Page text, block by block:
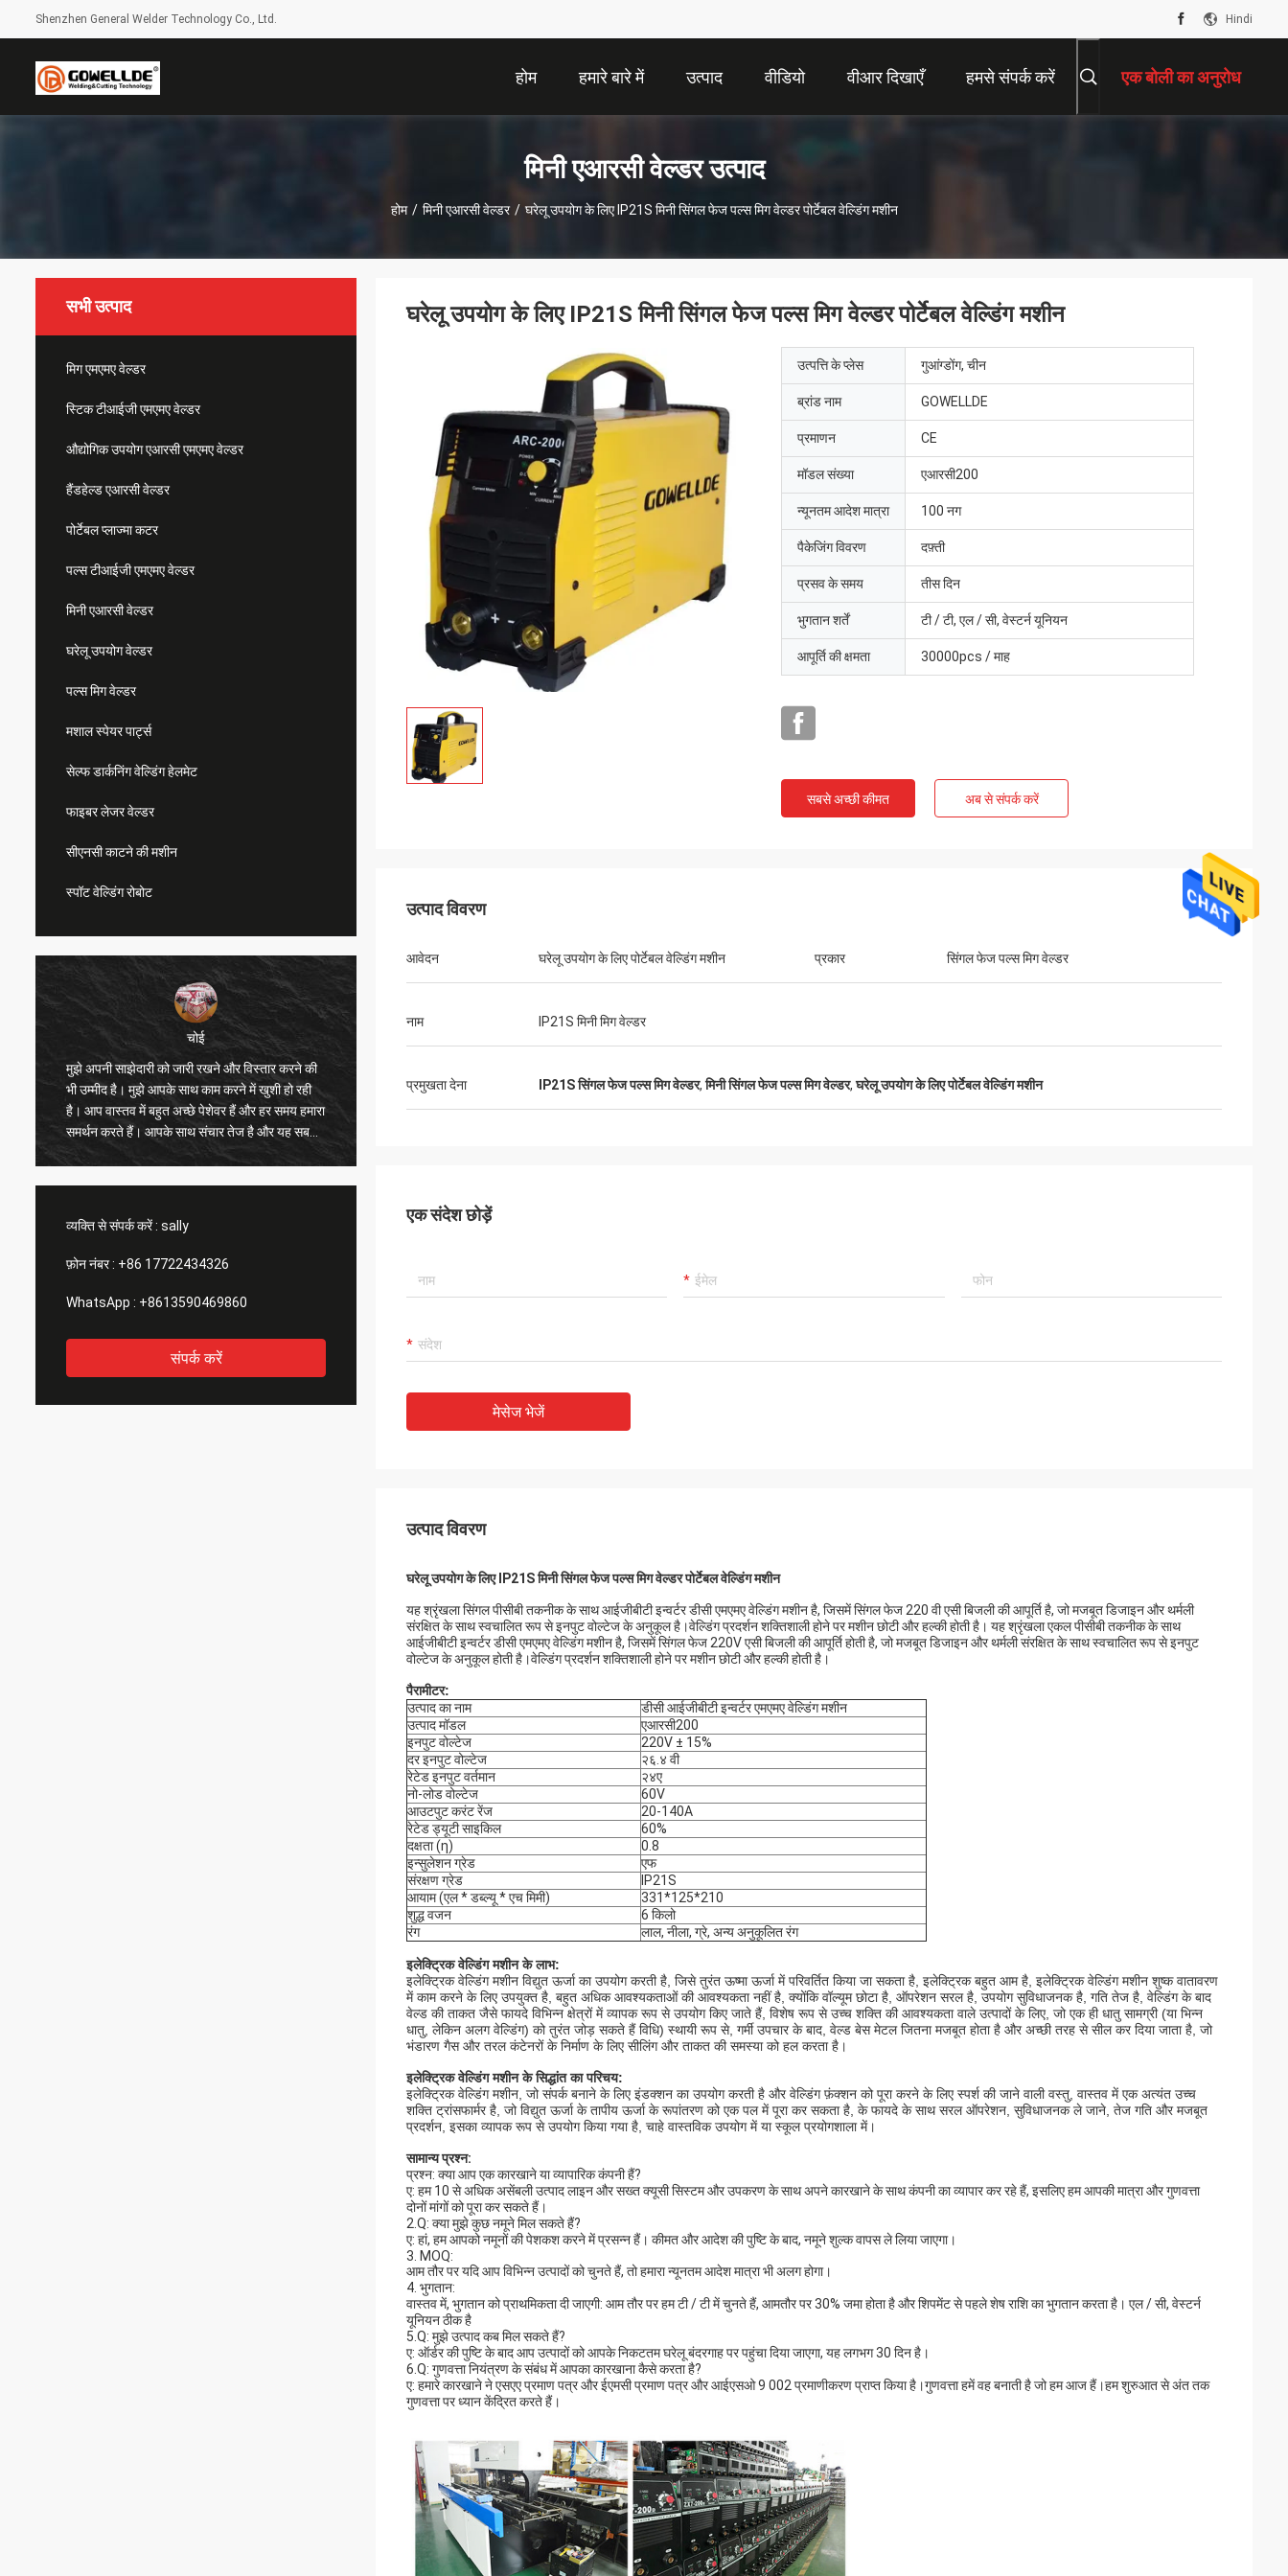
Shenzhen General Welder Technology Co., Ltd. Hindi
होम हमारे बारे में उत्पाद वीडियो वीआर दिखाएँ हमसे संपर्क करें एक बोली का अनुरोध
मिनी एआरसी वेल्डर उत्पाद
होम / मिनी एआरसी वेल्डर / घरेलू उपयोग के लिए IP21S मिनी सिंगल फेज पल्स मिग वेल्डर पोर्टेबल वेल्डिंग मशीन
सभी उत्पाद
मिग एमएमए वेल्डर
स्टिक टीआईजी एमएमए वेल्डर
औद्योगिक उपयोग एआरसी एमएमए वेल्डर
हैंडहेल्ड एआरसी वेल्डर
पोर्टेबल प्लाज्मा कटर
पल्स टीआईजी एमएमए वेल्डर
मिनी एआरसी वेल्डर
घरेलू उपयोग वेल्डर
पल्स मिग वेल्डर
मशाल स्पेयर पार्ट्स
सेल्फ डार्कनिंग वेल्डिंग हेलमेट
फाइबर लेजर वेल्डर
सीएनसी काटने की मशीन
स्पॉट वेल्डिंग रोबोट
चोई
मुझे अपनी साझेदारी को जारी रखने और विस्तार करने की
भी उम्मीद है। मुझे आपके साथ काम करने में खुशी हो रही
है। आप वास्तव में बहुत अच्छे पेशेवर हैं और हर समय हमारा
समर्थन करते हैं। आपके साथ संचार तेज है और यह सबसे
महत्वपूर्ण बात है।
मुझे और अन्य ग्राहकों के लिए हमारी समस्या निवारण में
सुधार करने में हमारी सहायता करते हैं, इसलिए मैं वास्तव में
व्यक्ति से संपर्क करें : sally
फ़ोन नंबर : +86 17722434326
WhatsApp : +8613590469860
संपर्क करें
घरेलू उपयोग के लिए IP21S मिनी सिंगल फेज पल्स मिग वेल्डर पोर्टेबल वेल्डिंग मशीन
उत्पत्ति के प्लेस गुआंग्डोंग, चीन
ब्रांड नाम GOWELLDE
प्रमाणन CE
मॉडल संख्या एआरसी200
न्यूनतम आदेश मात्रा 100 नग
पैकेजिंग विवरण दफ़्ती
प्रसव के समय तीस दिन
भुगतान शर्तें टी / टी, एल / सी, वेस्टर्न यूनियन
आपूर्ति की क्षमता 30000pcs / माह
सबसे अच्छी कीमत अब से संपर्क करें
उत्पाद विवरण
आवेदन घरेलू उपयोग के लिए पोर्टेबल वेल्डिंग मशीन प्रकार सिंगल फेज पल्स मिग वेल्डर
नाम IP21S मिनी मिग वेल्डर
प्रमुखता देना IP21S सिंगल फेज पल्स मिग वेल्डर,मिनी सिंगल फेज पल्स मिग वेल्डर,घरेलू उपयोग के लिए पोर्टेबल वेल्डिंग मशीन
एक संदेश छोड़ें
मेसेज भेजें
उत्पाद विवरण
घरेलू उपयोग के लिए IP21S मिनी सिंगल फेज पल्स मिग वेल्डर पोर्टेबल वेल्डिंग मशीन
यह श्रृंखला सिंगल पीसीबी तकनीक के साथ आईजीबीटी इन्वर्टर डीसी एमएमए वेल्डिंग मशीन है, जिसमें सिंगल फेज 220 वी एसी बिजली की आपूर्ति है, जो मजबूत डिजाइन और थर्मली
संरक्षित के साथ स्वचालित रूप से इनपुट वोल्टेज के अनुकूल है।वेल्डिंग प्रदर्शन शक्तिशाली होने पर मशीन छोटी और हल्की होती है। यह श्रृंखला एकल पीसीबी तकनीक के साथ
आईजीबीटी इन्वर्टर डीसी एमएमए वेल्डिंग मशीन है, जिसमें सिंगल फेज 220V एसी बिजली की आपूर्ति होती है, जो मजबूत डिजाइन और थर्मली संरक्षित के साथ स्वचालित रूप से इनपुट
वोल्टेज के अनुकूल होती है।वेल्डिंग प्रदर्शन शक्तिशाली होने पर मशीन छोटी और हल्की होती है।
पैरामीटर:
उत्पाद का नाम
डीसी आईजीबीटी इन्वर्टर एमएमए वेल्डिंग मशीन
उत्पाद मॉडल
एआरसी200
इनपुट वोल्टेज
220V ± 15%
दर इनपुट वोल्टेज
२६.४ वी
रेटेड इनपुट वर्तमान
२४ए
नो-लोड वोल्टेज
60V
आउटपुट करंट रेंज
20-140A
रेटेड ड्यूटी साइकिल
60%
दक्षता (η)
0.8
इन्सुलेशन ग्रेड
एफ
संरक्षण ग्रेड
IP21S
आयाम (एल * डब्ल्यू * एच मिमी)
331*125*210
शुद्ध वजन
6 किलो
रंग
लाल, नीला, ग्रे, अन्य अनुकूलित रंग
इलेक्ट्रिक वेल्डिंग मशीन के लाभ:
इलेक्ट्रिक वेल्डिंग मशीन विद्युत ऊर्जा का उपयोग करती है, जिसे तुरंत ऊष्मा ऊर्जा में परिवर्तित किया जा सकता है, इलेक्ट्रिक बहुत आम है, इलेक्ट्रिक वेल्डिंग मशीन शुष्क वातावरण
में काम करने के लिए उपयुक्त है, बहुत अधिक आवश्यकताओं की आवश्यकता नहीं है, क्योंकि वॉल्यूम छोटा है, ऑपरेशन सरल है, उपयोग सुविधाजनक है, गति तेज है, वेल्डिंग के बाद
वेल्ड की ताकत जैसे फायदे विभिन्न क्षेत्रों में व्यापक रूप से उपयोग किए जाते हैं, विशेष रूप से उच्च शक्ति की आवश्यकता वाले उत्पादों के लिए, जो एक ही धातु सामग्री (या भिन्न
धातु, लेकिन अलग वेल्डिंग) को तुरंत जोड़ सकते हैं विधि) स्थायी रूप से, गर्मी उपचार के बाद, वेल्ड बेस मेटल जितना मजबूत होता है और अच्छी तरह से सील कर दिया जाता है, जो
भंडारण गैस और तरल कंटेनरों के निर्माण के लिए सीलिंग और ताकत की समस्या को हल करता है।
इलेक्ट्रिक वेल्डिंग मशीन के सिद्धांत का परिचय:
इलेक्ट्रिक वेल्डिंग मशीन, जो संपर्क बनाने के लिए इंडक्शन का उपयोग करती है और वेल्डिंग फ़ंक्शन को पूरा करने के लिए स्पर्श की जाने वाली वस्तु, वास्तव में एक अत्यंत उच्च
शक्ति ट्रांसफार्मर है, जो विद्युत ऊर्जा के तापीय ऊर्जा के रूपांतरण को एक पल में पूरा कर सकता है, के फायदे के साथ सरल ऑपरेशन, सुविधाजनक ले जाने, तेज गति और मजबूत
प्रदर्शन, इसका व्यापक रूप से उपयोग किया गया है, चाहे वास्तविक उपयोग में या स्कूल प्रयोगशाला में।
सामान्य प्रश्न:
प्रश्न: क्या आप एक कारखाने या व्यापारिक कंपनी हैं?
ए: हम 10 से अधिक असेंबली उत्पाद लाइन और सख्त क्यूसी सिस्टम और उपकरण के साथ अपने कारखाने के साथ कंपनी का व्यापार कर रहे हैं, इसलिए हम आपकी मात्रा और गुणवत्ता
दोनों मांगों को पूरा कर सकते हैं।
2.Q: क्या मुझे कुछ नमूने मिल सकते हैं?
ए: हां, हम आपको नमूनों की पेशकश करने में प्रसन्न हैं। कीमत और आदेश की पुष्टि के बाद, नमूने शुल्क वापस ले लिया जाएगा।
3. MOQ:
आम तौर पर यदि आप विभिन्न उत्पादों को चुनते हैं, तो हमारा न्यूनतम आदेश मात्रा भी अलग होगा।
4. भुगतान:
वास्तव में, भुगतान को प्राथमिकता दी जाएगी: आम तौर पर हम टी / टी में चुनते हैं, आमतौर पर 30% जमा होता है और शिपमेंट से पहले शेष राशि का भुगतान करता है। एल / सी, वेस्टर्न
यूनियन ठीक है
5.Q: मुझे उत्पाद कब मिल सकते हैं?
ए: ऑर्डर की पुष्टि के बाद आप उत्पादों को आपके निकटतम घरेलू बंदरगाह पर पहुंचा दिया जाएगा, यह लगभग 30 दिन है।
6.Q: गुणवत्ता नियंत्रण के संबंध में आपका कारखाना कैसे करता है?
ए: हमारे कारखाने ने एसएए प्रमाण पत्र और ईएमसी प्रमाण पत्र और आईएसओ 9 002 प्रमाणीकरण प्राप्त किया है।गुणवत्ता हमें वह बनाती है जो हम आज हैं।हम शुरुआत से अंत तक
गुणवत्ता पर ध्यान केंद्रित करते हैं।